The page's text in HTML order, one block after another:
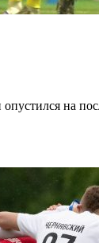
на